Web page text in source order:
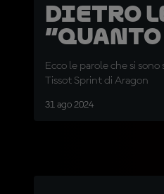
DIETRO
Ecco le parole che si
Tissot Sprint di Aragon
31 ago 2024